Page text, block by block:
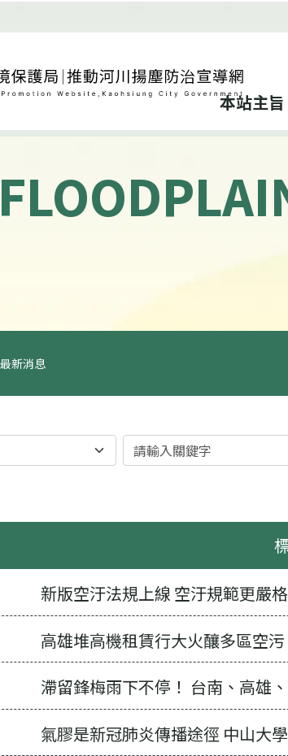
本站主旨
最新消息
關鍵字
新版空汙法規上線 空汙規範更嚴
高雄堆高機租賃行大火釀多區空
滯留鋒梅雨下不停！ 台南、高雄
氣膠是新冠肺炎傳播途徑 中山大